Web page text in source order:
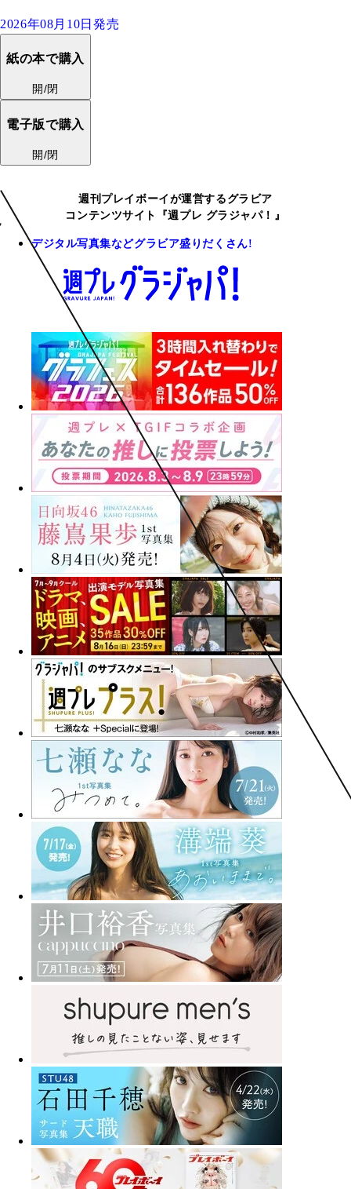
2026年08月10日発売
紙の本で購入
開/閉
電子版で購入
開/閉
週刊プレイボーイが運営するグラビア
コンテンツサイト『週プレ グラジャパ！』
デジタル写真集などグラビア盛りだくさん!